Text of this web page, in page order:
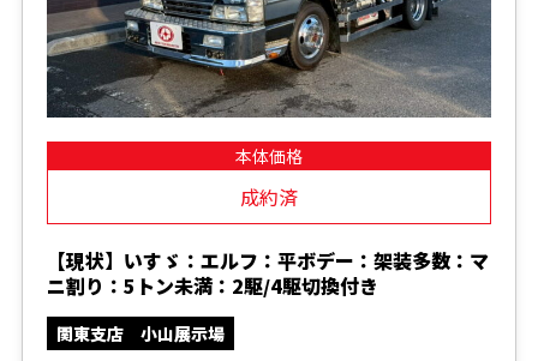
本体価格
成約済
【現状】いすゞ：エルフ：平ボデー：架装多数：マ
ニ割り：5トン未満：2駆/4駆切換付き
関東支店 小山展示場